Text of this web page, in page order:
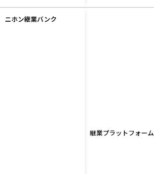
ニホン継業バンク
継業プラットフォーム